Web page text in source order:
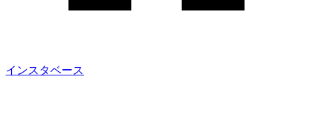
インスタベース